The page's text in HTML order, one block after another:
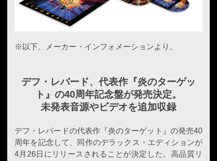
※以下、メーカー・インフォメーションより。
デフ・レパード、代表作『炎のターゲッ
ト』の40周年記念盤が発売決定。
未発表音源やビデオを追加収録
デフ・レパードの代表作『炎のターゲット』の発売40
周年を記念して、同作のデラックス・エディションが
4月26日にリリースされることが決定した。高品質リ